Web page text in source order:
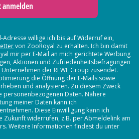
anmelden
Adresse willige ich bis auf Widerruf ein,
von ZooRoyal zu erhalten. Ich bin damit
mir per E-Mail an mich gerichtete Werbung
Aktionen und Zufriedenheitsbefragungen
der REWE Group zusendet.
die Öffnung der E-Mails sowie
und analysieren. Zu diesem Zweck
Daten. Nähere
meiner Daten kann ich
Diese Einwilligung kann ich
Zukunft widerrufen, z.B. per Abmeldelink am
Weitere Informationen findest du unter